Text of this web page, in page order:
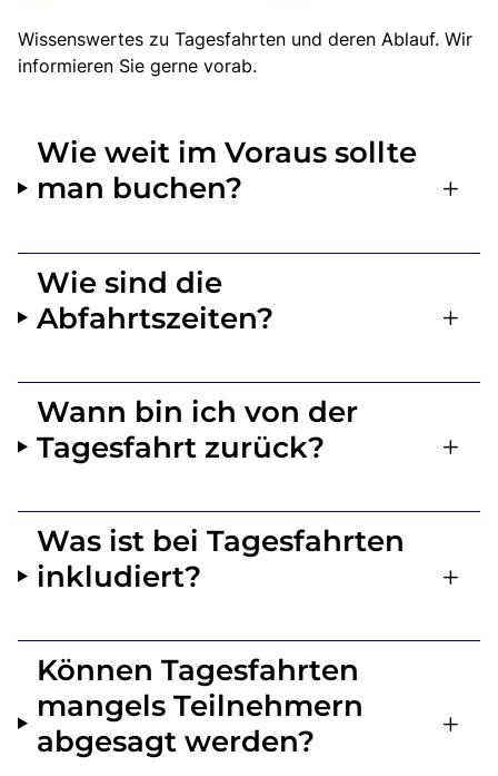
Wie weit im Voraus sollte
man buchen?
Wie sind die
Abfahrtszeiten?
Wann bin ich von der
Tagesfahrt zurück?
Was ist bei Tagesfahrten
inkludiert?
Können Tagesfahrten
mangels Teilnehmern
abgesagt werden?
Wissenswertes zu Tagesfahrten und deren Ablauf. Wir
informieren Sie gerne vorab.